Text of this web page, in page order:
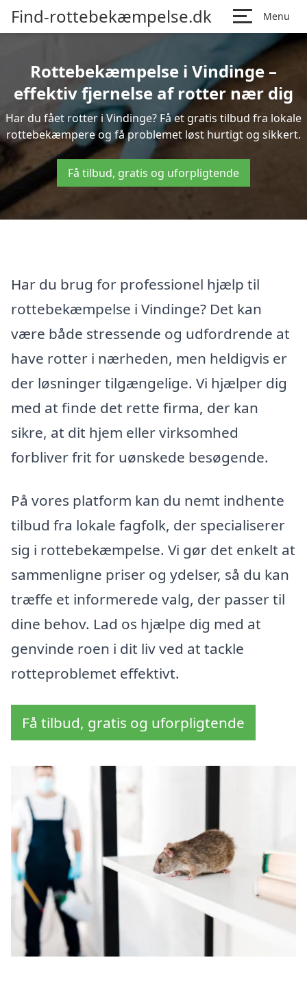
Find-rottebekæmpelse.dk Menu
Rottebekæmpelse i Vindinge –
effektiv fjernelse af rotter nær dig
Har du fået rotter i Vindinge? Få et gratis tilbud fra lokale
rottebekæmpere og få problemet løst hurtigt og sikkert.
Få tilbud, gratis og uforpligtende
Har du brug for professionel hjælp til
rottebekæmpelse i Vindinge? Det kan
være både stressende og udfordrende at
have rotter i nærheden, men heldigvis er
der løsninger tilgængelige. Vi hjælper dig
med at finde det rette firma, der kan
sikre, at dit hjem eller virksomhed
forbliver frit for uønskede besøgende.
På vores platform kan du nemt indhente
tilbud fra lokale fagfolk, der specialiserer
sig i rottebekæmpelse. Vi gør det enkelt at
sammenligne priser og ydelser, så du kan
træffe et informerede valg, der passer til
dine behov. Lad os hjælpe dig med at
genvinde roen i dit liv ved at tackle
rotteproblemet effektivt.
Få tilbud, gratis og uforpligtende